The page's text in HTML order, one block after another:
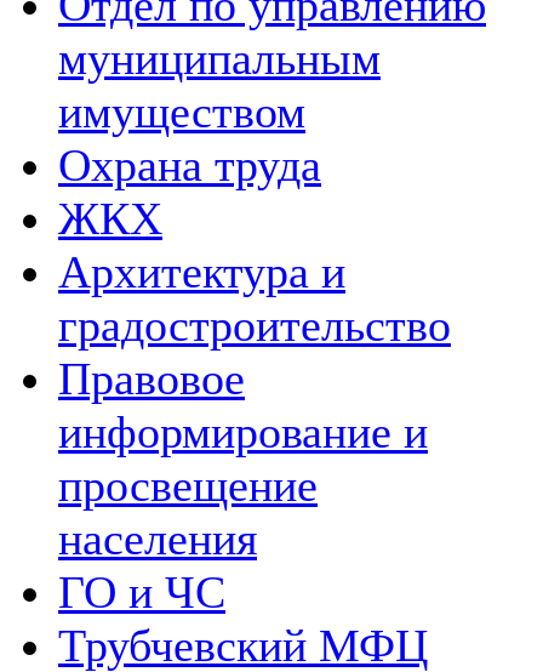
муниципальным
имуществом
Охрана труда
ЖКХ
Архитектура и
градостроительство
Правовое
информирование и
просвещение
населения
ГО и ЧС
Трубчевский МФЦ